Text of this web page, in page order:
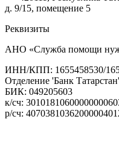
д. 9/15, помещение 5
Реквизиты
АНО «Служба помощи
‌ИНН/КПП: 1655458530/
Отделение 'Банк
БИК: 049205603
‌к/сч:
р/сч: